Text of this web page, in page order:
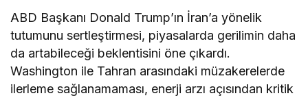
ABD Başkanı Donald Trump’ın İran’a yönelik
tutumunu sertleştirmesi, piyasalarda gerilimin daha
da artabileceği beklentisini öne çıkardı.
Washington ile Tahran arasındaki müzakerelerde
ilerleme sağlanamaması, enerji arzı açısından kritik